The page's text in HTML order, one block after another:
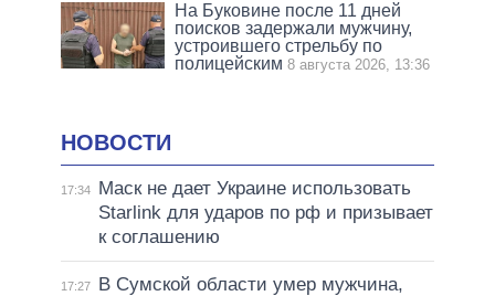
На Буковине после 11 дней
поисков задержали мужчину,
устроившего стрельбу по
полицейским 8 августа 2026, 13:36
НОВОСТИ
17:34
Маск не дает Украине использовать
Starlink для ударов по рф и призывает
к соглашению
17:27
В Сумской области умер мужчина,